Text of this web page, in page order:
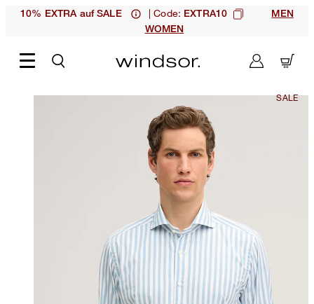
10% EXTRA auf SALE | Code: EXTRA10
MEN
WOMEN